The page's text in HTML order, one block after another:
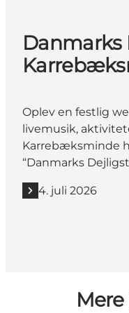
Danmarks
Oplev en festlig
livemusik,
Karrebæksminde
“Danmarks
4. juli 2026